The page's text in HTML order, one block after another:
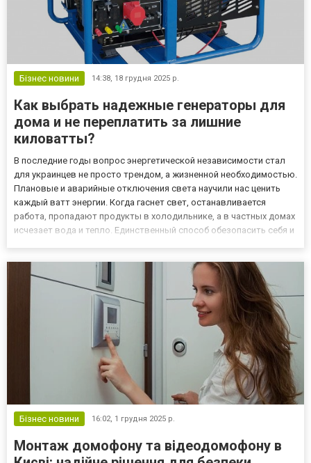
Бізнес новини 14:38, 18 грудня 2025 р.
Как выбрать надежные генераторы для
дома и не переплатить за лишние
киловатты?
В последние годы вопрос энергетической независимости стал
для украинцев не просто трендом, а жизненной необходимостью.
Плановые и аварийные отключения света научили нас ценить
каждый ватт энергии. Когда гаснет свет, останавливается
работа, пропадают продукты в холодильнике, а в частных домах
исчезает вода и тепло. Единственный способ обезопасить себя и
Бізнес новини 16:02, 1 грудня 2025 р.
Монтаж домофону та відеодомофону в